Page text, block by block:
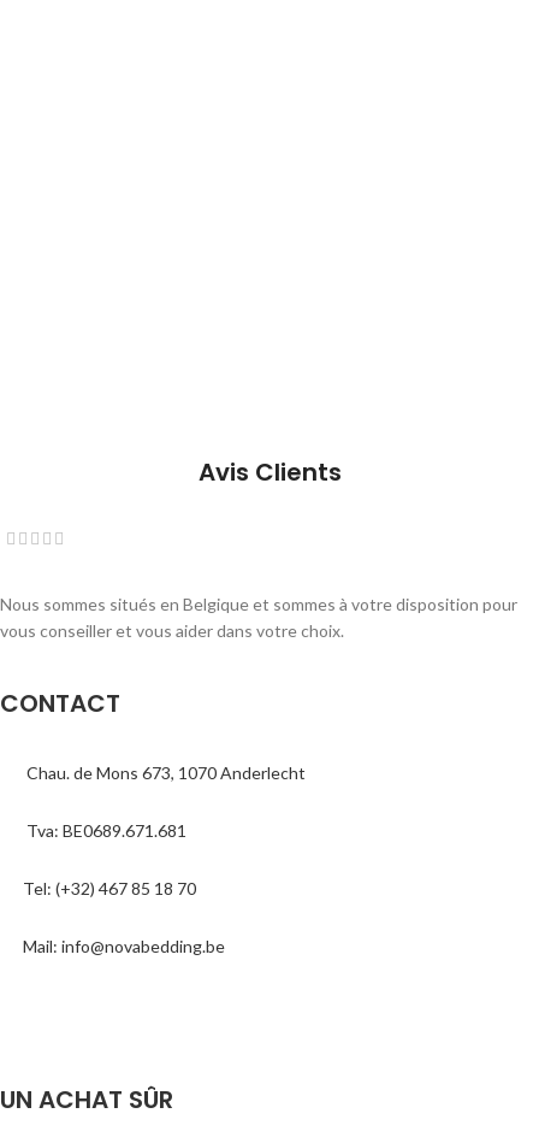
Avis Clients
Nous sommes situés en Belgique et sommes à votre disposition pour
vous conseiller et vous aider dans votre choix.
CONTACT
Chau. de Mons 673, 1070 Anderlecht
Tva: BE0689.671.681
Tel: (+32) 467 85 18 70
Mail: info@novabedding.be
UN ACHAT SÛR